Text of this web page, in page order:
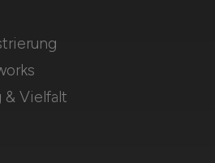
Vielfalt